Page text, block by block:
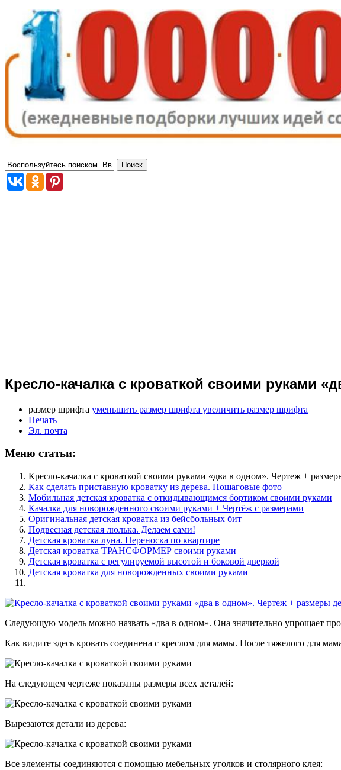
Кресло-качалка с кроваткой своими руками
размер шрифта уменьшить размер шрифта увеличить размер шрифта
Печать
Эл. почта
Меню статьи:
Кресло-качалка с кроваткой своими руками «два в одном». Чертеж +
Как сделать приставную кроватку из дерева. Пошаговые фото
Мобильная детская кроватка с откидывающимся бортиком своими руками
Качалка для новорожденного своими руками + Чертёж с размерами
Оригинальная детская кроватка из бейсбольных бит
Подвесная детская люлька. Делаем сами!
Детская кроватка луна. Переноска по квартире
Детская кроватка ТРАНСФОРМЕР своими руками
Детская кроватка с регулируемой высотой и боковой дверкой
Детская кроватка для новорожденных своими руками
Следующую модель можно назвать «два в одном». Она значительно упрощает
Как видите здесь кровать соединена с креслом для мамы. После тяжелого для
На следующем чертеже показаны размеры всех деталей:
Вырезаются детали из дерева:
Все элементы соединяются с помощью мебельных уголков и столярного клея: